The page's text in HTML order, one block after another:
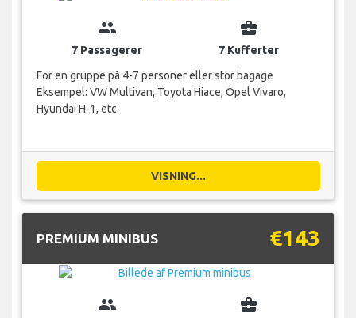
group
7 Passagerer
business_center
7 Kufferter
For en gruppe på 4-7 personer eller stor bagage
Eksempel: VW Multivan, Toyota Hiace, Opel Vivaro,
Hyundai H-1, etc.
VISNING...
PREMIUM MINIBUS €143
group business_center